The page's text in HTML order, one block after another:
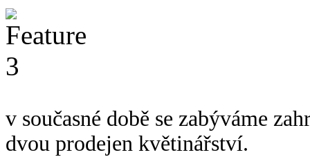
v současné době se zabýváme
dvou prodejen květinářství.